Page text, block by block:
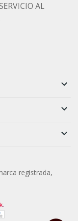
AL
keyboard_arrow_down
keyboard_arrow_down
keyboard_arrow_down
registrada,